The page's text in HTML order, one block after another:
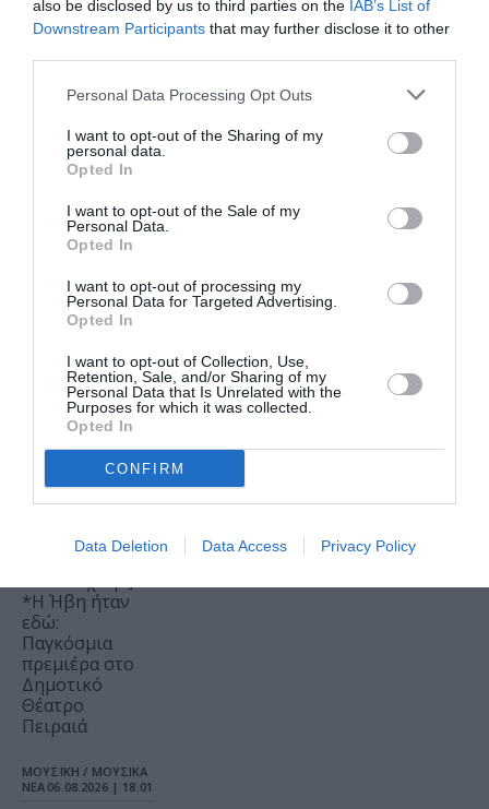
also be disclosed by us to third parties on the IAB’s List of
Downstream Participants that may further disclose it to other
Personal Data Processing Opt Outs
I want to opt-out of the Sharing of my
personal data.
Opted In
I want to opt-out of the Sale of my
Personal Data.
Opted In
I want to opt-out of processing my
Personal Data for Targeted Advertising.
Opted In
I want to opt-out of Collection, Use,
Retention, Sale, and/or Sharing of my
Personal Data that Is Unrelated with the
Purposes for which it was collected.
Opted In
CONFIRM
Data Deletion Data Access Privacy Policy
Τελευταία
ΜΟΥΣΙΚΗ / ΜΟΥΣΙΚΑ
06.08.2026 | 20.02
Σταύρος
Ξαρχάκος:
φως στο
Θέατρο
Λυκαβηττού
ΘΕΑΤΡΟ - ΧΟΡΟΣ /
ΝΕΑ06.08.2026 | 19.04
Unknown*
*Η Ήβη ήταν
εδώ:
Παγκόσμια
πρεμιέρα στο
Δημοτικό
Θέατρο
Πειραιά
ΜΟΥΣΙΚΗ / ΜΟΥΣΙΚΑ
ΝΕΑ 06.08.2026 | 18.01